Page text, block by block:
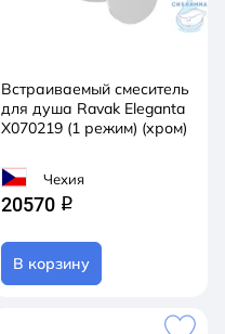
Встраиваемый смеситель
для душа Ravak Eleganta
X070219 (1 режим) (хром)
Чехия
20570 q
В корзину